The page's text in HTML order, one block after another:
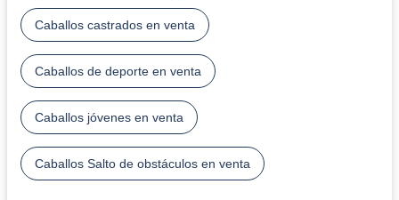
Caballos castrados en venta
Caballos de deporte en venta
Caballos jóvenes en venta
Caballos Salto de obstáculos en venta